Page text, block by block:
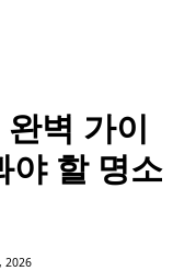
벽 가이
야 할 명소
2026